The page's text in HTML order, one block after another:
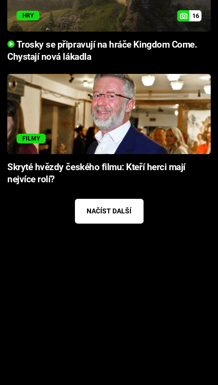
HRY 16
Trosky se připravují na hráče Kingdom Come.
Chystají nová lákadla
FILMY
Skryté hvězdy českého filmu: Kteří herci mají
nejvíce rolí?​
NAČÍST DALŠÍ